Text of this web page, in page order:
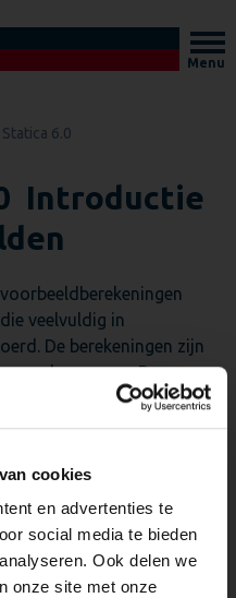
cookies
en advertenties te
social media te bieden
Ook delen we
onze site met onze
Menu
6.0
Introductie
veelvuldig in
De berekeningen zijn
normen. De
een raamwerk;